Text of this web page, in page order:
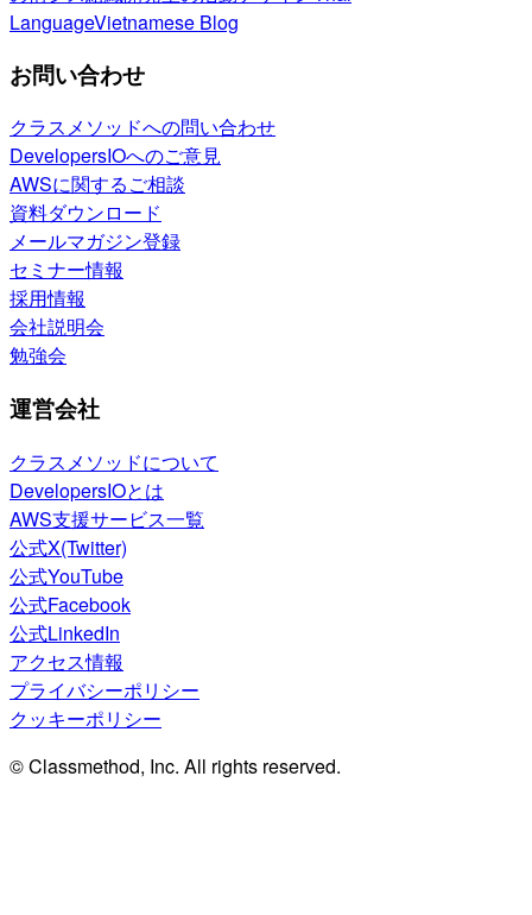
LanguageVietnamese Blog
お問い合わせ
クラスメソッドへの問い合わせ
DevelopersIOへのご意見
AWSに関するご相談
資料ダウンロード
メールマガジン登録
セミナー情報
採用情報
会社説明会
勉強会
運営会社
クラスメソッドについて
DevelopersIOとは
AWS支援サービス一覧
公式X(Twitter)
公式YouTube
公式Facebook
公式LinkedIn
アクセス情報
プライバシーポリシー
クッキーポリシー
© Classmethod, Inc. All rights reserved.